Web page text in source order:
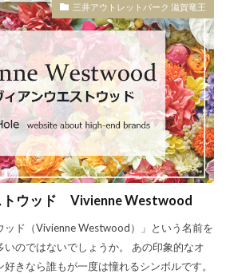
三井アウトレットパーク 滋賀竜王
トウッド Vivienne Westwood
ッド（Vivienne Westwood）」という名前を
のではないでしょうか。 あの印象的なオ
きなら誰もが一度は憧れるシンボルです。